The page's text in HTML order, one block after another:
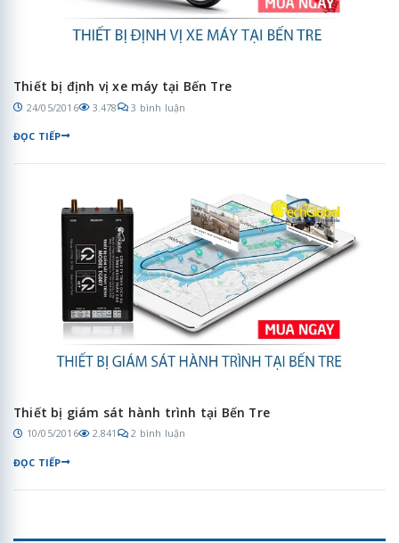
Thiết bị định vị xe máy tại Bến Tre
24/05/2016 3.478 3 bình luận
ĐỌC TIẾP
Thiết bị giám sát hành trình tại Bến Tre
10/05/2016 2.841 2 bình luận
ĐỌC TIẾP